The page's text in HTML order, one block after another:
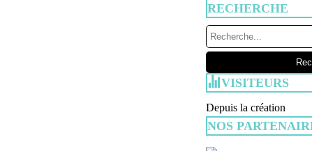
RECHERCHE
VISITEURS
Depuis la création
NOS